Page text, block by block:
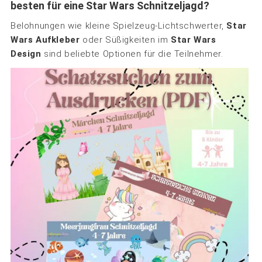
besten für eine Star Wars Schnitzeljagd?
Belohnungen wie kleine Spielzeug-Lichtschwerter, Star
Wars Aufkleber oder Süßigkeiten im Star Wars
Design sind beliebte Optionen für die Teilnehmer.